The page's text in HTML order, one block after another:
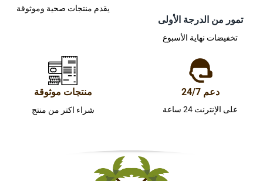
تمور من الدرجة الأولى
تخفيضات نهاية الأسبوع
يقدم منتجات صحية وموثوقة
دعم 24/7
على الإنترنت 24 ساعة
منتجات موثوقة
شراء اكتر من منتج